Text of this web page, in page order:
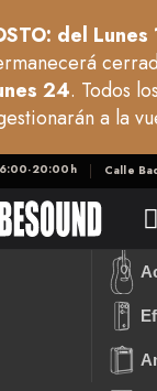
del Lunes
24. Todos
a la
20:00h Calle